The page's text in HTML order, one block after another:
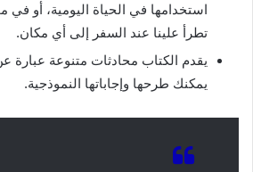
استخدامها في الحياة اليومية، أو
تطرأ علينا عند السفر إلى أي مكان.
يقدم الكتاب محادثات متنوعة عبارة
يمكنك طرحها وإجاباتها النموذجية.